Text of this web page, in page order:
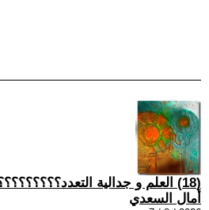
(18) العلم و جدالية التعدد؟؟؟؟؟؟؟؟؟؟؟؟؟؟
أمال السعدي